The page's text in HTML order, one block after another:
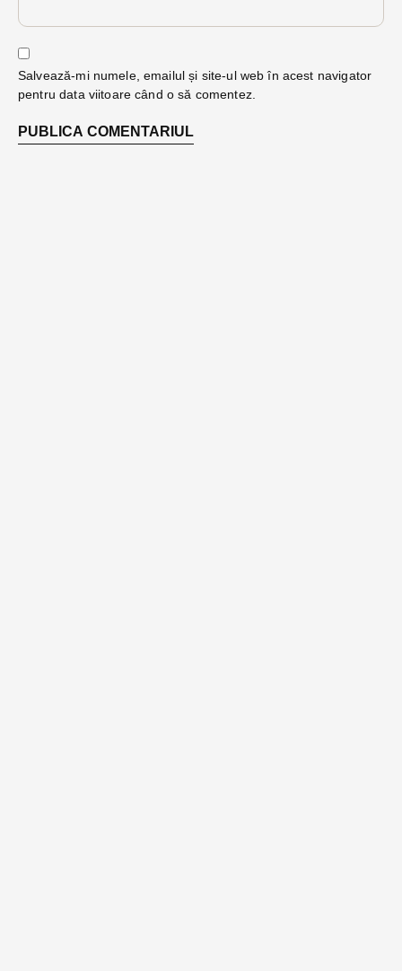
Salvează-mi numele, emailul și site-ul web în acest navigator
pentru data viitoare când o să comentez.